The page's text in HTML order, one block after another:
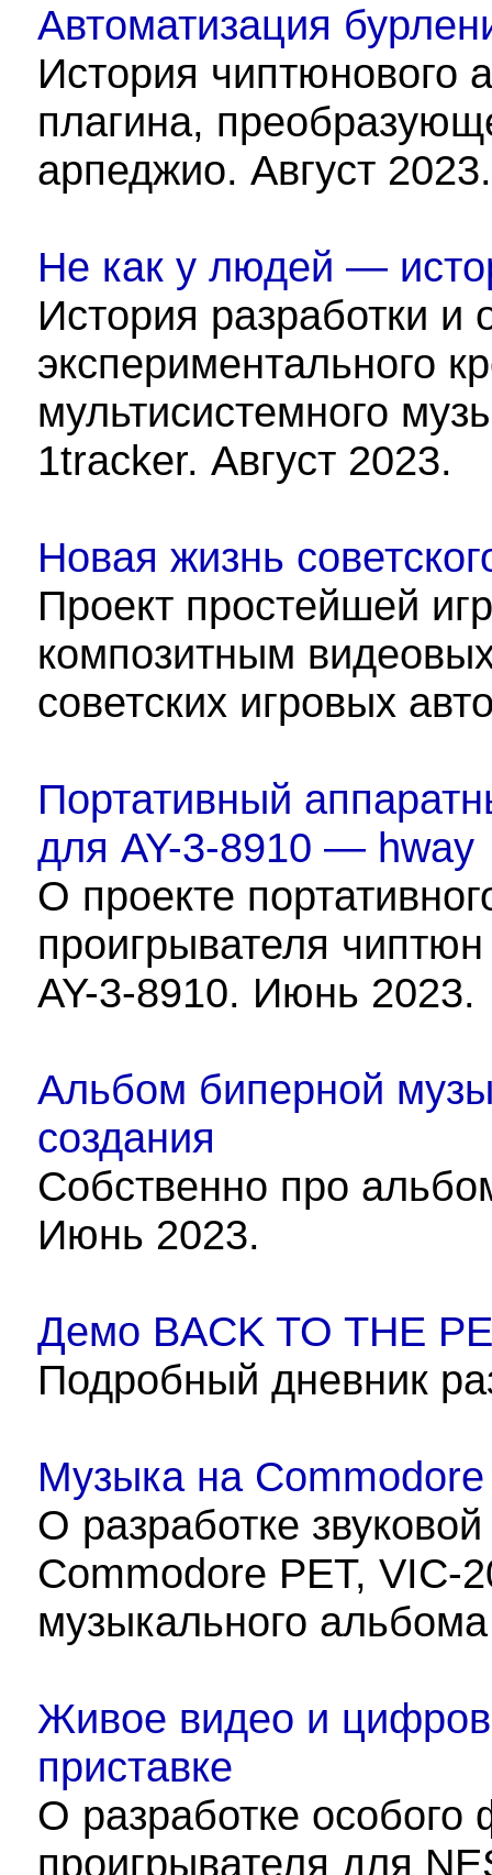
Автоматизация
История чиптюнового
плагина,
арпеджио. Август 2023.
Не как у людей —
История разработки и
экспериментального
мультисистемного
1tracker. Август 2023.
Новая жизнь
Проект простейшей
композитным
советских игровых
Портативный
для AY-3-8910 — hway
О проекте
проигрывателя
AY-3-8910. Июнь 2023.
Альбом биперной
создания
Собственно про
Июнь 2023.
Демо BACK TO THE
Подробный дневник
Музыка на
О разработке
Commodore PET, VIC-
музыкального
Живое видео и
приставке
О разработке
проигрывателя для